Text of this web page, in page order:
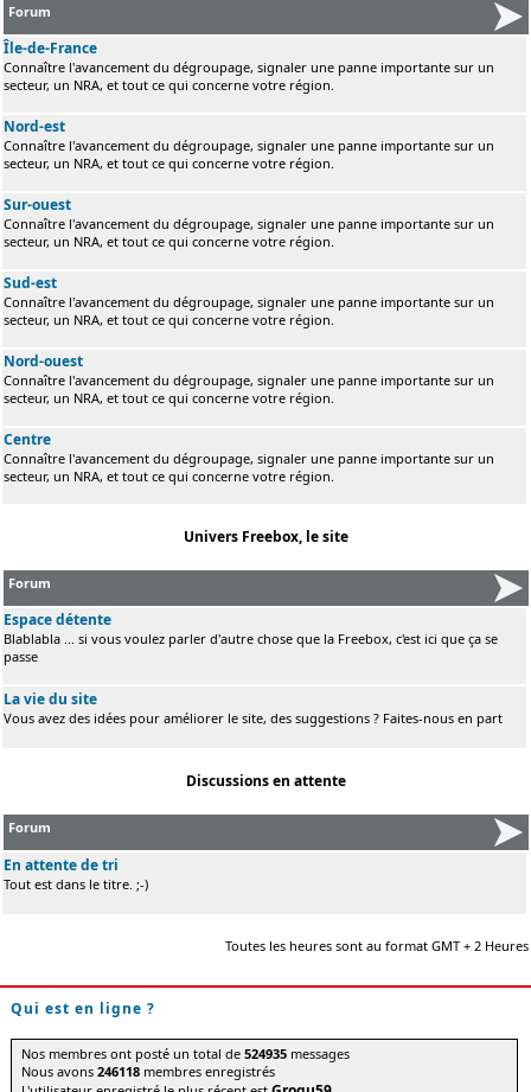
Forum
Île-de-France
Connaître l'avancement du dégroupage, signaler une panne importante sur un
secteur, un NRA, et tout ce qui concerne votre région.
Nord-est
Connaître l'avancement du dégroupage, signaler une panne importante sur un
secteur, un NRA, et tout ce qui concerne votre région.
Sur-ouest
Connaître l'avancement du dégroupage, signaler une panne importante sur un
secteur, un NRA, et tout ce qui concerne votre région.
Sud-est
Connaître l'avancement du dégroupage, signaler une panne importante sur un
secteur, un NRA, et tout ce qui concerne votre région.
Nord-ouest
Connaître l'avancement du dégroupage, signaler une panne importante sur un
secteur, un NRA, et tout ce qui concerne votre région.
Centre
Connaître l'avancement du dégroupage, signaler une panne importante sur un
secteur, un NRA, et tout ce qui concerne votre région.
Univers Freebox, le site
Forum
Espace détente
Blablabla ... si vous voulez parler d'autre chose que la Freebox, c'est ici que ça se
passe
La vie du site
Vous avez des idées pour améliorer le site, des suggestions ? Faites-nous en part
Discussions en attente
Forum
En attente de tri
Tout est dans le titre. ;-)
Toutes les heures sont au format GMT + 2 Heures
Qui est en ligne ?
Nos membres ont posté un total de524935 messages
Nous avons246118 membres enregistrés